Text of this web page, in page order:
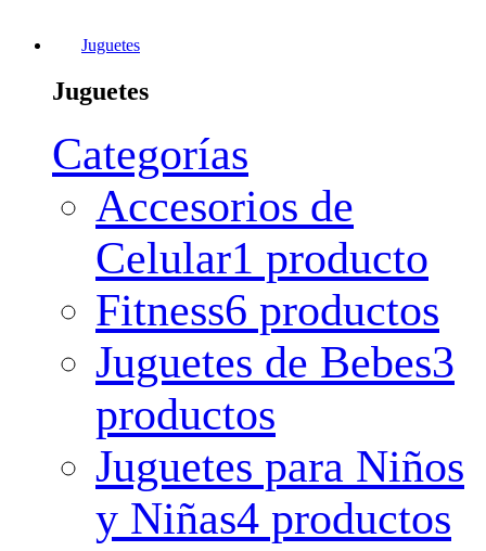
Juguetes
Juguetes
Categorías
Accesorios de
Celular1 producto
Fitness6 productos
Juguetes de Bebes3
productos
Juguetes para Niños
y Niñas4 productos